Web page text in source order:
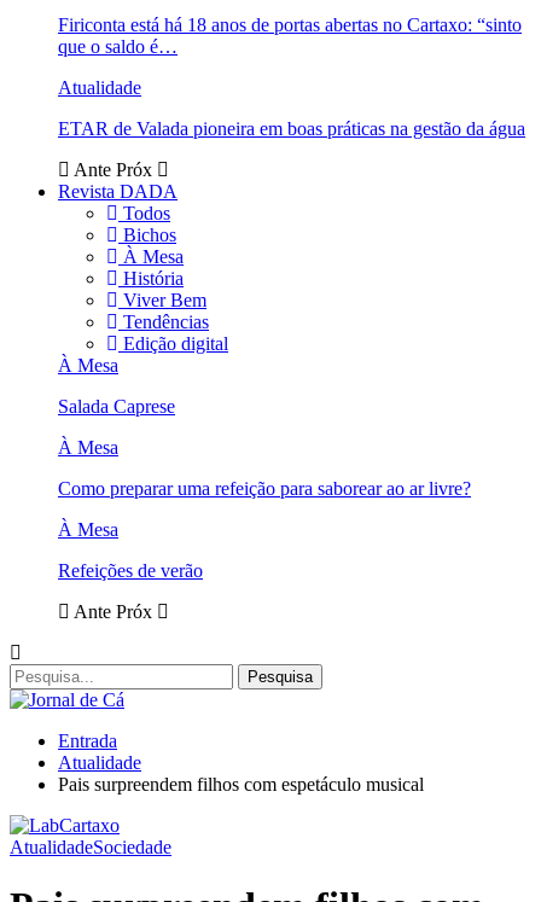
Firiconta está há 18 anos de portas abertas no Cartaxo: “sinto
que o saldo é…
Atualidade
ETAR de Valada pioneira em boas práticas na gestão da água
Ante Próx
Revista DADA
Todos
Bichos
À Mesa
História
Viver Bem
Tendências
Edição digital
À Mesa
Salada Caprese
À Mesa
Como preparar uma refeição para saborear ao ar livre?
À Mesa
Refeições de verão
Ante Próx
Entrada
Atualidade
Pais surpreendem filhos com espetáculo musical
AtualidadeSociedade